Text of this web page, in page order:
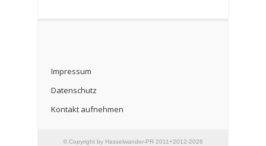
Impressum
Datenschutz
Kontakt aufnehmen
© Copyright by Hasselwander-PR 2011+2012-2026